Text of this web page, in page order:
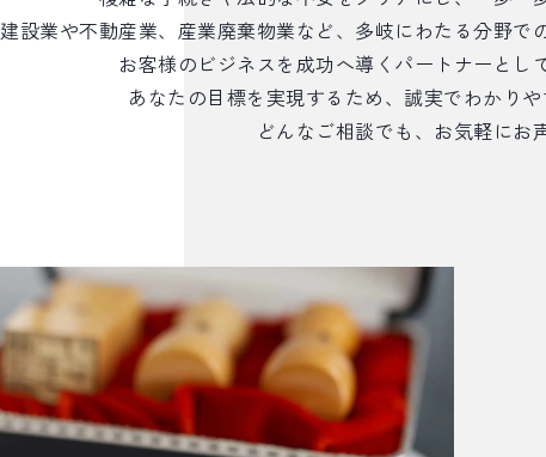
建設業や不動産業、産業廃棄物業など、多岐にわたる分野で
お客様のビジネスを成功へ導くパートナーとし
あなたの目標を実現するため、誠実でわかり
どんなご相談でも、お気軽にお